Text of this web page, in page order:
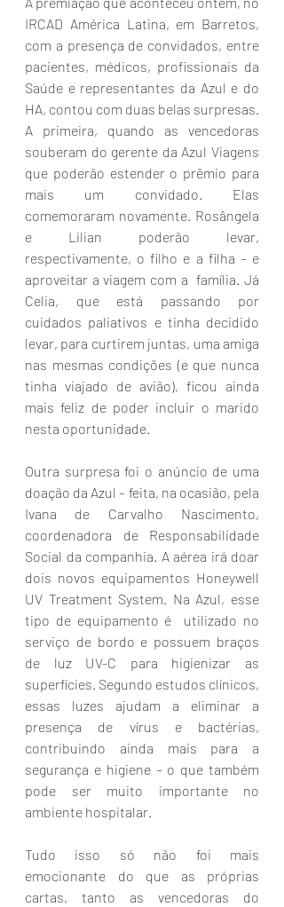
IRCAD América Latina, em Barretos,
com a presença de convidados, entre
pacientes, médicos, profissionais da
Saúde e representantes da Azul e do
HA, contou com duas belas surpresas.
A primeira, quando as vencedoras
souberam do gerente da Azul Viagens
que poderão estender o prêmio para
mais um convidado. Elas
comemoraram novamente. Rosângela
e Lilian poderão levar,
respectivamente, o filho e a filha – e
aproveitar a viagem com a  família. Já
Celia, que está passando por
cuidados paliativos e tinha decidido
levar, para curtirem juntas, uma amiga
nas mesmas condições (e que nunca
tinha viajado de avião), ficou ainda
mais feliz de poder incluir o marido
nesta oportunidade.
Outra surpresa foi o anúncio de uma
doação da Azul – feita, na ocasião, pela
Ivana de Carvalho Nascimento,
coordenadora de Responsabilidade
Social da companhia. A aérea irá doar
dois novos equipamentos Honeywell
UV Treatment System. Na Azul, esse
tipo de equipamento é  utilizado no
serviço de bordo e possuem braços
de luz UV-C para higienizar as
superfícies. Segundo estudos clínicos,
essas luzes ajudam a eliminar a
presença de vírus e bactérias,
contribuindo ainda mais para a
segurança e higiene – o que também
pode ser muito importante no
ambiente hospitalar.
Tudo isso só não foi mais
emocionante do que as próprias
cartas, tanto as vencedoras do